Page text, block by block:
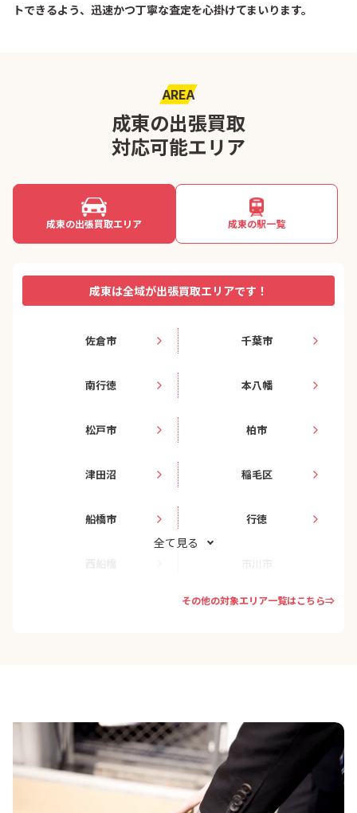
トできるよう、迅速かつ丁寧な査定を心掛けてまいります。
AREA
成東の出張買取
対応可能エリア
成東の出張買取エリア 成東の駅一覧
成東は全域が出張買取エリアです！
佐倉市 千葉市
南行徳 本八幡
松戸市 柏市
津田沼 稲毛区
船橋市 行徳
八千代市
野田市
四街道市 八街市
全て見る
その他の対象エリア一覧はこちら⇒